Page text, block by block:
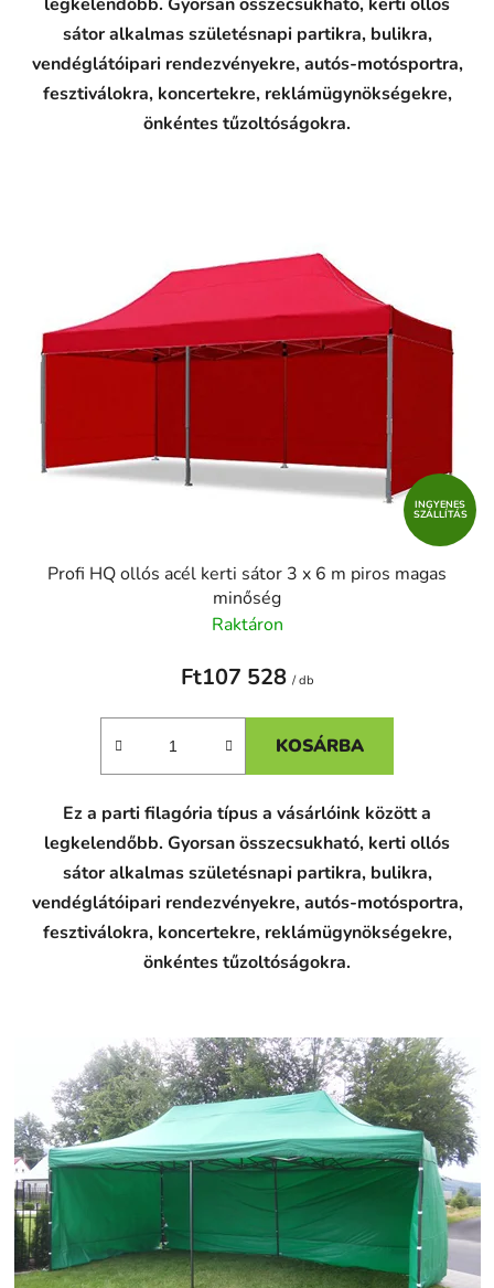
sátor alkalmas születésnapi partikra, bulikra,
vendéglátóipari rendezvényekre, autós-motósportra,
fesztiválokra, koncertekre, reklámügynökségekre,
önkéntes tűzoltóságokra.
INGYENES
SZÁLLÍTÁS
Profi HQ ollós acél kerti sátor 3 x 6 m piros magas
minőség
Raktáron
Ft107 528 / db
KOSÁRBA
Ez a parti filagória típus a vásárlóink között a
legkelendőbb. Gyorsan összecsukható, kerti ollós
sátor alkalmas születésnapi partikra, bulikra,
vendéglátóipari rendezvényekre, autós-motósportra,
fesztiválokra, koncertekre, reklámügynökségekre,
önkéntes tűzoltóságokra.